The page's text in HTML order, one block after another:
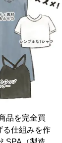
品を完全買
る仕組みを作